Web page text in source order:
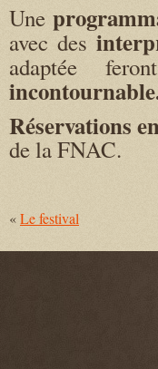
Une
avec des
adaptée
Réservations
de la FNAC.
«Le festival